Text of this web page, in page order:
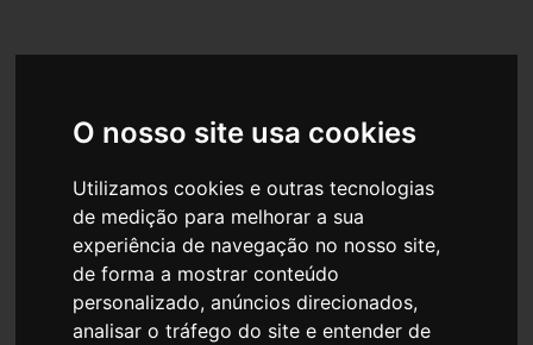
O nosso site usa cookies
Utilizamos cookies e outras tecnologias
de medição para melhorar a sua
experiência de navegação no nosso site,
de forma a mostrar conteúdo
personalizado, anúncios direcionados,
analisar o tráfego do site e entender de
Les ateliers DH